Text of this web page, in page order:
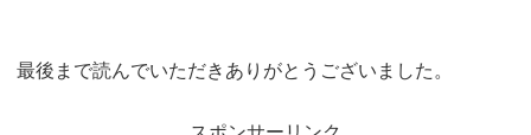
最後まで読んでいただきありがとうございました。